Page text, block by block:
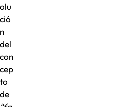
olu
ció
n
del
con
cep
to
de